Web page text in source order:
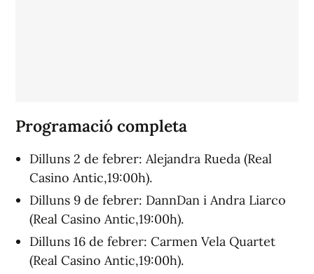
Programació completa
Dilluns 2 de febrer: Alejandra Rueda (Real
Casino Antic,19:00h).
Dilluns 9 de febrer: DannDan i Andra Liarco
(Real Casino Antic,19:00h).
Dilluns 16 de febrer: Carmen Vela Quartet
(Real Casino Antic,19:00h).